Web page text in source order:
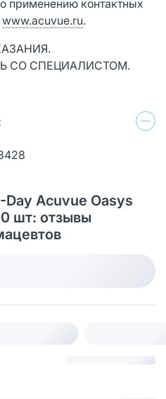
применению контактных
www.acuvue.ru.
СО СПЕЦИАЛИСТОМ.
Day Acuvue Oasys
шт: отзывы